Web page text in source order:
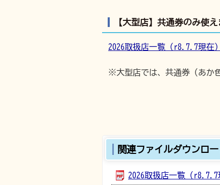
【大型店】共通券のみ使
2026取扱店一覧（r8.7.7現在
※大型店では、共通券（あか
関連ファイルダウンロー
2026取扱店一覧（r8.7.7